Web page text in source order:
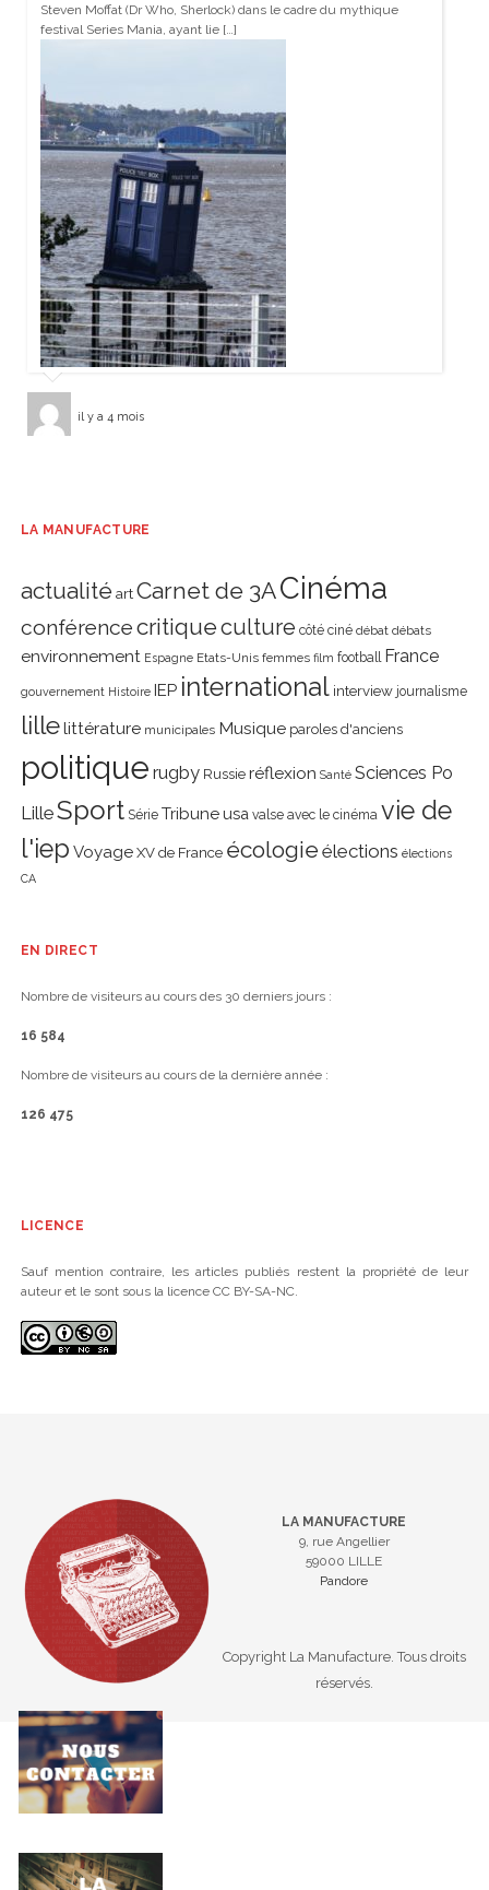
Steven Moffat (Dr Who, Sherlock) dans le cadre du mythique
festival Series Mania, ayant lie […]
il y a 4 mois
LA MANUFACTURE
actualité art Carnet de 3ACinéma
conférencecritiqueculture côté ciné débat débats
environnement Espagne Etats-Unis femmes film football France
gouvernement Histoire IEP international interview journalisme
lillelittérature municipales Musique paroles d'anciens
politique rugby Russie réflexion Santé Sciences Po
LilleSport Série Tribune usa valse avec le cinéma vie de
l'iep Voyage XV de France écologie élections élections
CA
EN DIRECT
Nombre de visiteurs au cours des 30 derniers jours :
16 584
Nombre de visiteurs au cours de la dernière année :
126 475
LICENCE
Sauf mention contraire, les articles publiés restent la propriété de leur
auteur et le sont sous la licence CC BY-SA-NC.
LA MANUFACTURE
9, rue Angellier
59000 LILLE
Pandore
Copyright La Manufacture. Tous droits
réservés.